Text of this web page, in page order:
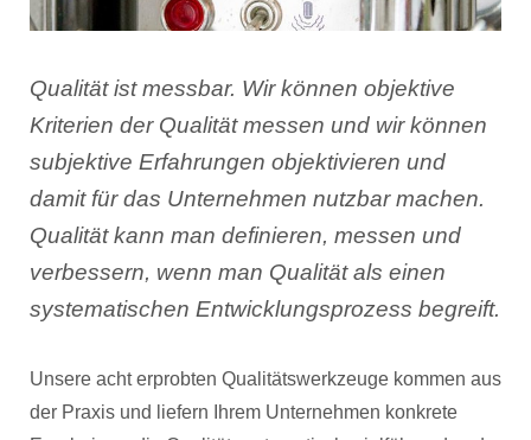
Qualität ist messbar. Wir können objektive
Kriterien der Qualität messen und wir können
subjektive Erfahrungen objektivieren und
damit für das Unternehmen nutzbar machen.
Qualität kann man definieren, messen und
verbessern, wenn man Qualität als einen
systematischen Entwicklungsprozess begreift.
Unsere acht erprobten Qualitätswerkzeuge kommen aus
der Praxis und liefern Ihrem Unternehmen konkrete